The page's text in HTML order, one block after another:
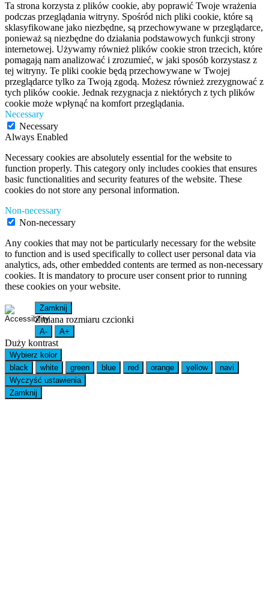
Ta strona korzysta z plików cookie, aby poprawić Twoje wrażenia
podczas przeglądania witryny. Spośród nich pliki cookie, które są
sklasyfikowane jako niezbędne, są przechowywane w przeglądarce,
ponieważ są niezbędne do działania podstawowych funkcji strony
internetowej. Używamy również plików cookie stron trzecich, które
pomagają nam analizować i zrozumieć, w jaki sposób korzystasz z
tej witryny. Te pliki cookie będą przechowywane w Twojej
przeglądarce tylko za Twoją zgodą. Możesz również zrezygnować z
tych plików cookie. Jednak rezygnacja z niektórych z tych plików
cookie może wpłynąć na komfort przeglądania.
Necessary
Necessary
Always Enabled
Necessary cookies are absolutely essential for the website to
function properly. This category only includes cookies that ensures
basic functionalities and security features of the website. These
cookies do not store any personal information.
Non-necessary
Non-necessary
Any cookies that may not be particularly necessary for the website
to function and is used specifically to collect user personal data via
analytics, ads, other embedded contents are termed as non-necessary
cookies. It is mandatory to procure user consent prior to running
these cookies on your website.
Zamknij
Zmiana rozmiaru czcionki
A- A+
Duży kontrast
Wybierz kolor
black
white green blue red orange yellow
navi
Wyczyść ustawienia
Zamknij